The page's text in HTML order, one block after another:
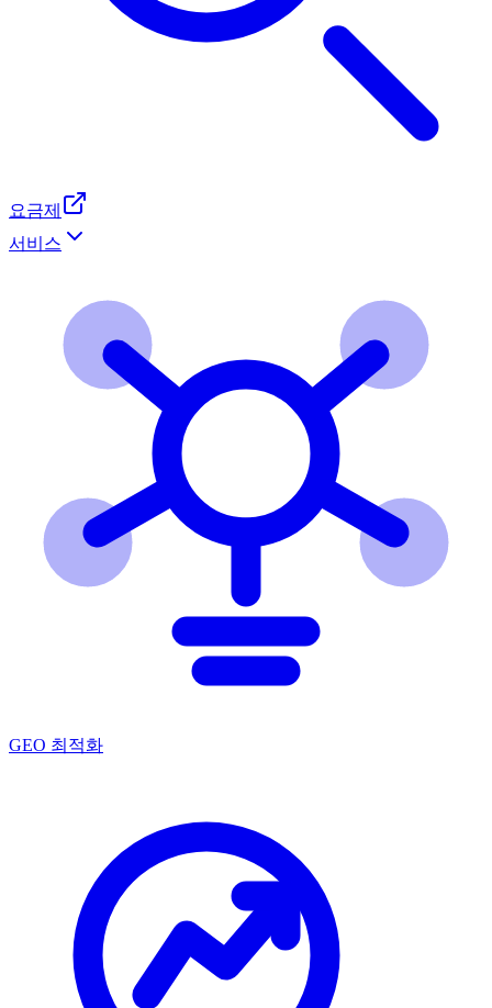
요금제
서비스
GEO 최적화